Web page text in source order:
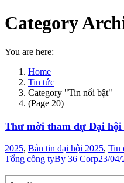
Category
You are here:
Home
Tin tức
Category "Tin nổi bật"
(Page 20)
Thư mời tham dự Đại hội
2025, Bản tin đại hội 2025, Tin
Tổng công tyBy 36 Corp23/04/